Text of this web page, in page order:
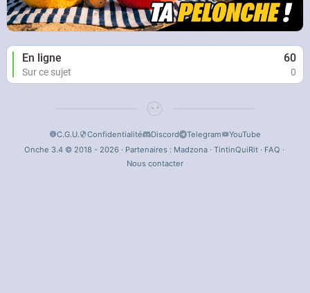
En ligne 60
Sur ce sujet 0
C.G.U. Confidentialité Discord Telegram
YouTube
Onche 3.4 © 2018 - 2026 · Partenaires : Madzona· TintinQuiRit· FAQ ·
Nous contacter